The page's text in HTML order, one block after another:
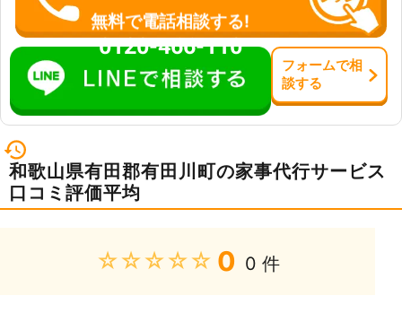
無料で電話相談する!
0120-466-110
フォームで相
談する
和歌山県有田郡有田川町の家事代行サービス
口コミ評価平均
★★★★★ 0 0 件